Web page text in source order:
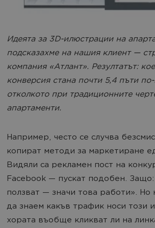
Идеята за 3D-илюстрации на
подсказахме на нашия клиент —
компания «Атлант». Резултатът:
конверсия стана почти 5,4 пъти по-
отколкото при традиционните
апартаменти.
Например, често се случва
копират методи за маркетиране
Видяли са рекламен пост на
Facebook — пускат подобен.
ползват — значи това работи».
да знаем какъв трафик носи този
хората въобще кликват ли на